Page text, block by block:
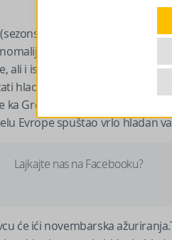
ECMWF), opaža se
u vazdušnom pritisku se
i istočne Evrope. U ovakvom
hladan vazduh sa
Grenlandu i pružiti ka
Evrope spuštao vrlo hladan
Lajkajte nas na Facebooku?
će ići novembarska